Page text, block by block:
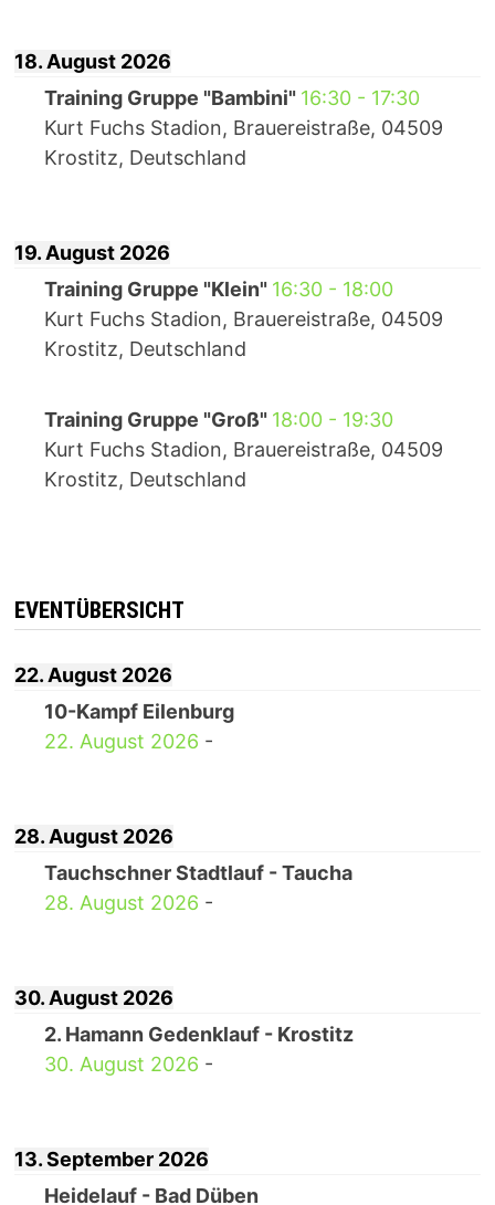
18. August 2026
Training Gruppe "Bambini" 16:30- 17:30
Kurt Fuchs Stadion, Brauereistraße, 04509
Krostitz, Deutschland
19. August 2026
Training Gruppe "Klein" 16:30- 18:00
Kurt Fuchs Stadion, Brauereistraße, 04509
Krostitz, Deutschland
Training Gruppe "Groß" 18:00- 19:30
Kurt Fuchs Stadion, Brauereistraße, 04509
Krostitz, Deutschland
EVENTÜBERSICHT
22. August 2026
10-Kampf Eilenburg
22. August 2026 -
28. August 2026
Tauchschner Stadtlauf - Taucha
28. August 2026 -
30. August 2026
2. Hamann Gedenklauf - Krostitz
30. August 2026 -
13. September 2026
Heidelauf - Bad Düben